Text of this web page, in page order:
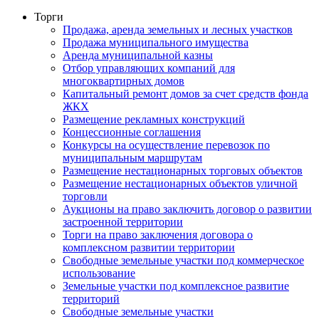
Торги
Продажа, аренда земельных и лесных участков
Продажа муниципального имущества
Аренда муниципальной казны
Отбор управляющих компаний для
многоквартирных домов
Капитальный ремонт домов за счет средств фонда
ЖКХ
Размещение рекламных конструкций
Концессионные соглашения
Конкурсы на осуществление перевозок по
муниципальным маршрутам
Размещение нестационарных торговых объектов
Размещение нестационарных объектов уличной
торговли
Аукционы на право заключить договор о развитии
застроенной территории
Торги на право заключения договора о
комплексном развитии территории
Свободные земельные участки под коммерческое
использование
Земельные участки под комплексное развитие
территорий
Свободные земельные участки